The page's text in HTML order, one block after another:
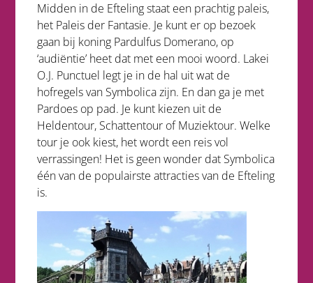
Midden in de Efteling staat een prachtig paleis,
het Paleis der Fantasie. Je kunt er op bezoek
gaan bij koning Pardulfus Domerano, op
‘audiëntie’ heet dat met een mooi woord. Lakei
O.J. Punctuel legt je in de hal uit wat de
hofregels van Symbolica zijn. En dan ga je met
Pardoes op pad. Je kunt kiezen uit de
Heldentour, Schattentour of Muziektour. Welke
tour je ook kiest, het wordt een reis vol
verrassingen! Het is geen wonder dat Symbolica
één van de populairste attracties van de Efteling
is.